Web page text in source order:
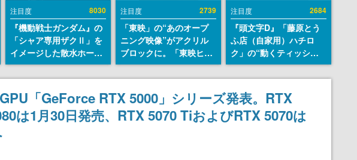
注目度 8030
『機動戦士ガンダム』の
「シャア専用ザクⅡ」を
イメージした散水ホース
リールが予約開始。本体
にはシャアのパーソナル
マークやジオン公国軍の
エンブレム、型式番号な
どを配置
注目度 2739
「東映」の“あのオープ
ニング映像”がアクリル
ブロックに。「東映ヒス
トリカル グッズコレクシ
ョン」が8月下旬より発
売
注目度 2684
『頭文字D』「藤原とう
ふ店（自家用）ハチロ
ク」の“動くティッシュ
ケース”が買えるポップ
アップショップが開催
へ。マンガの舞台である
群馬の「イオンモール高
崎」にて、8月11日から8
「GeForce RTX 5000」シリーズ発表。RTX
は1月30日発売、RTX 5070 TiおよびRTX 5070は